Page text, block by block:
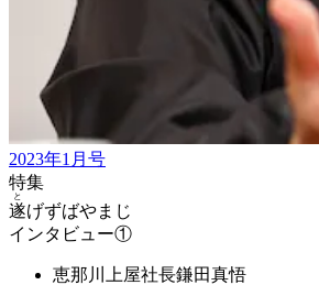
2023年1月号
特集
遂
と
げずばやまじ
インタビュー①
恵那川上屋社長鎌田真悟